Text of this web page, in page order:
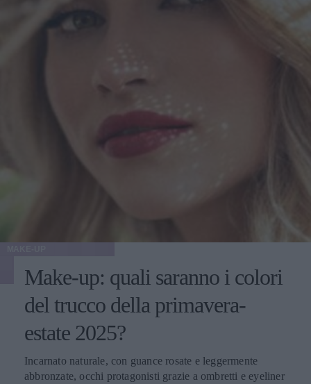
Make-up: quali saranno i colori
del trucco della primavera-
estate 2025?
Incarnato naturale, con guance rosate e leggermente
abbronzate, occhi protagonisti grazie a ombretti e eyeliner